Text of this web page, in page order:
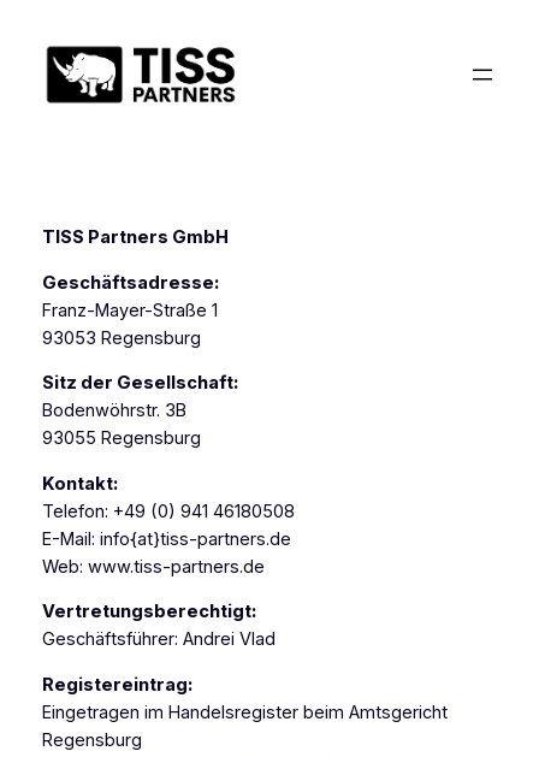
Inhalt
springen
TISS Partners GmbH
Geschäftsadresse:
Franz-Mayer-Straße 1
93053 Regensburg
Sitz der Gesellschaft:
Bodenwöhrstr. 3B
93055 Regensburg
Kontakt:
Telefon: +49 (0) 941 46180508
E-Mail: info{at}tiss-partners.de
Web: www.tiss-partners.de
Vertretungsberechtigt:
Geschäftsführer: Andrei Vlad
Registereintrag:
Eingetragen im Handelsregister beim Amtsgericht
Regensburg